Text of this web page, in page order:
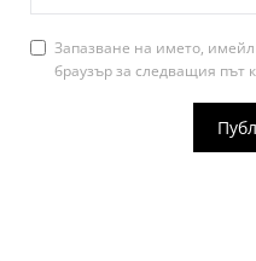
Запазване на името,
браузър за следващия път